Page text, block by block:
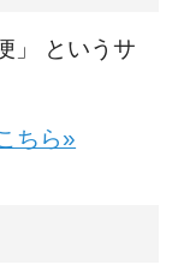
」 というサ
ちら»